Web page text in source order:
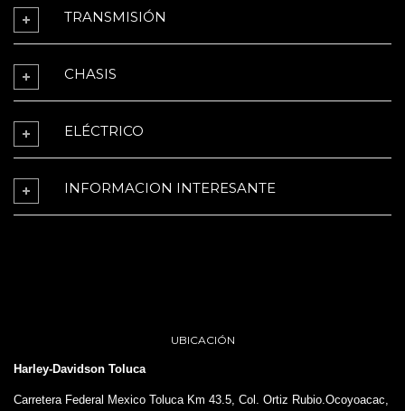
TRANSMISIÓN
CHASIS
ELÉCTRICO
INFORMACION INTERESANTE
UBICACIÓN
Harley-Davidson Toluca
Carretera Federal Mexico Toluca Km 43.5, Col. Ortiz Rubio.Ocoyoacac,